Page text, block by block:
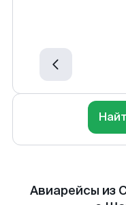
Авиарейсы из